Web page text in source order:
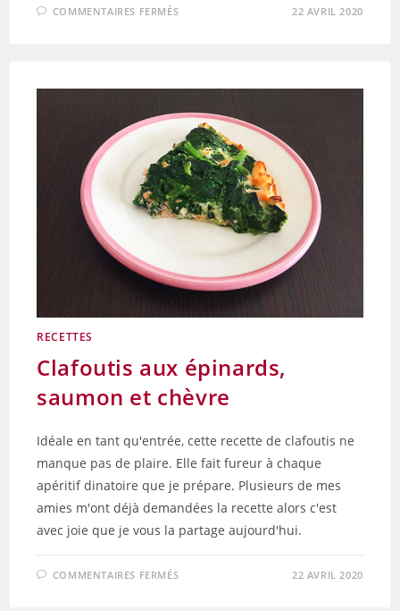
COMMENTAIRES FERMÉSSUR 22 AVRIL 2020
RECETTES
Clafoutis aux épinards,
saumon et chèvre
Idéale en tant qu'entrée, cette recette de clafoutis ne
manque pas de plaire. Elle fait fureur à chaque
apéritif dinatoire que je prépare. Plusieurs de mes
amies m'ont déjà demandées la recette alors c'est
avec joie que je vous la partage aujourd'hui.
COMMENTAIRES FERMÉSSUR 22 AVRIL 2020